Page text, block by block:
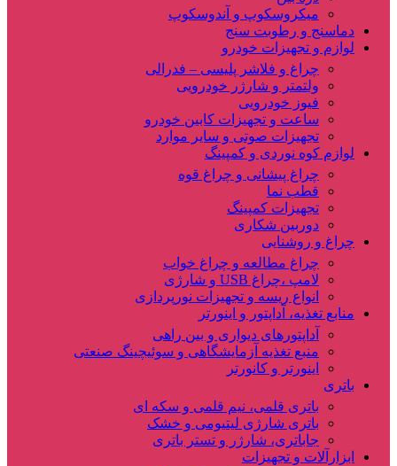
میکروسکوپ و آندوسکوپ
دماسنج و رطوبت سنج
لوازم و تجهیزات خودرو
چراغ و فلاشر پلیسی – فدرالی
ولتمتر و شارژر خودرویی
فیوز خودرویی
ساعت و تجهیزات کابین خودرو
تجهیزات صوتی و سایر موارد
لوازم کوه نوردی و کمپینگ
چراغ پیشانی و چراغ قوه
قطب نما
تجهیزات کمپینگ
دوربین شکاری
چراغ و روشنایی
چراغ مطالعه و چراغ خواب
لامپ ،چراغ USB و شارژی
انواع ریسه و تجهیزات نورپردازی
منابع تغذیه، آداپتور و اینورتر
آداپتورهای دیواری و بین راهی
منبع تغذیه آزمایشگاهی و سوئیچینگ صنعتی
اینورتر و کانورتر
باتری
باتری قلمی، نیم قلمی و سکه ای
باتری شارژی لیتیومی و خشک
جاباتری، شارژر و تستر باتری
ابزارآلات و تجهیزات